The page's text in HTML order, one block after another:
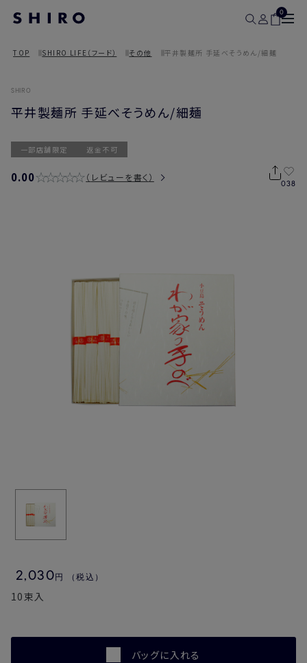
0
TOP SHIRO LIFE（フード） その他 平井製麺所 手延べそうめん/細麺
SHIRO
平井製麺所 手延べそうめん/細麺
一部店舗限定 返金不可
0.00 レビューを書く
038
2,030円 （税込）
10束入
バッグに入れる